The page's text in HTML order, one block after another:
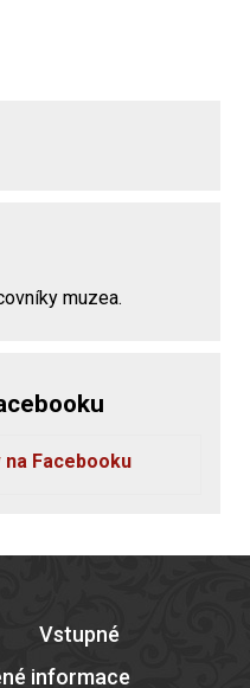
muzea.
na Facebooku
Vstupné
informace